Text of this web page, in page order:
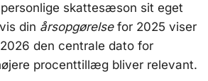
skattesæson sit eget
din årsopgørelsefor 2025 viser
den centrale dato for
procenttillæg bliver relevant.